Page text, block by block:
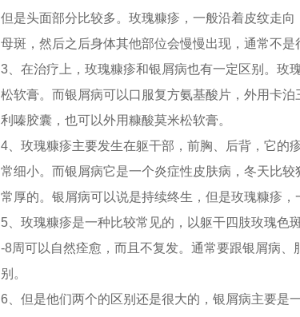
但是头面部分比较多。玫瑰糠疹，一般沿着皮纹走
母斑，然后之后身体其他部位会慢慢出现，通常不是
3、在治疗上，玫瑰糠疹和银屑病也有一定区别。玫
松软膏。而银屑病可以口服复方氨基酸片，外用卡
利嗪胶囊，也可以外用糠酸莫米松软膏。
4、玫瑰糠疹主要发生在躯干部，前胸、后背，它的
常细小。而银屑病它是一个炎症性皮肤病，冬天比
常厚的。银屑病可以说是持续终生，但是玫瑰糠疹
5、玫瑰糠疹是一种比较常见的，以躯干四肢玫瑰色
-8周可以自然痊愈，而且不复发。通常要跟银屑病
别。
6、但是他们两个的区别还是很大的，银屑病主要是